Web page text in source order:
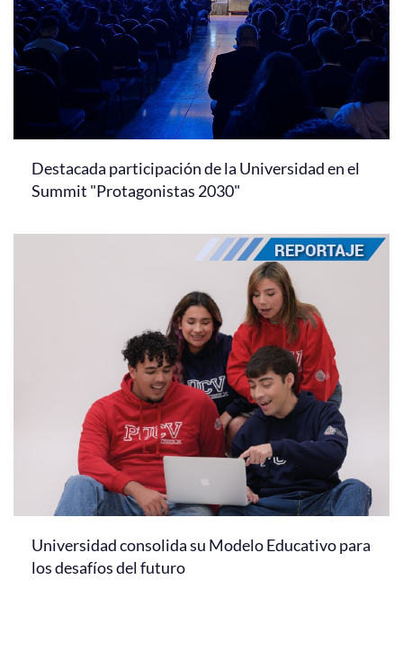
Destacada participación de la Universidad en el
Summit "Protagonistas 2030"
Universidad consolida su Modelo Educativo para
los desafíos del futuro